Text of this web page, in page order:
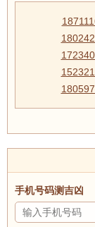
手机号码测吉凶